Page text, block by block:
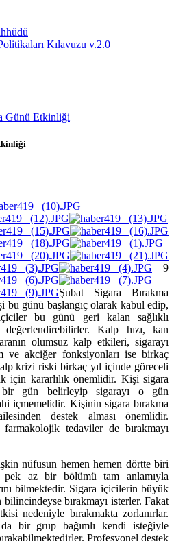
Kılavuzu v.2.0
Günü Etkinliği
9
Şubat Sigara Bırakma
bu günü başlangıç olarak kabul edip,
bu günü geri kalan sağlıklı
değerlendirebilirler. Kalp hızı, kan
olumsuz kalp etkileri, sigarayı
ve akciğer fonksiyonları ise birkaç
krizi riski birkaç yıl içinde göreceli
için kararlılık önemlidir. Kişi sigara
bir gün belirleyip sigarayı o gün
içmemelidir. Kişinin sigara bırakma
destek alması önemlidir.
farmakolojik tedaviler de bırakmayı
nüfusun hemen hemen dörtte biri
pek az bir bölümü tam anlamıyla
bilmektedir. Sigara içicilerin büyük
bilincindeyse bırakmayı isterler. Fakat
nedeniyle bırakmakta zorlanırlar.
da bir grup bağımlı kendi isteğiyle
Profesyonel destek